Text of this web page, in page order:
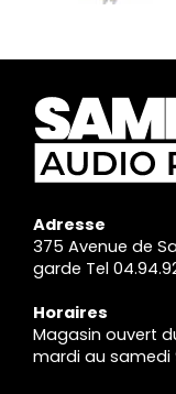
Adresse
375 Avenue de
garde Tel
Horaires
Magasin ouvert
mardi au samedi